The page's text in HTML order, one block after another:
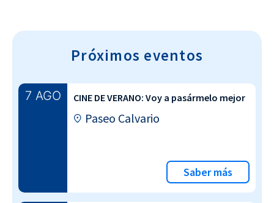
Próximos eventos
7 AGO CINE DE VERANO: Voy a pasármelo mejor
Paseo Calvario
Saber más